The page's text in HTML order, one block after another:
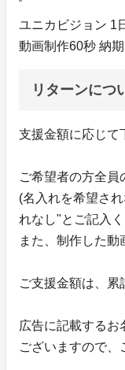
ユニカビジョン 1
動画制作60秒 納
リターンにつ
支援金額に応じて
ご希望者の方全員
(名入れを希望さ
れなし"とご記入
また、制作した動
ご支援金額は、累
広告に記載するお
ございますので、